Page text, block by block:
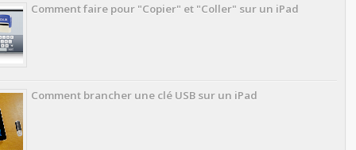
Comment faire pour "Copier" et "Coller" sur un iPad
Comment brancher une clé USB sur un iPad